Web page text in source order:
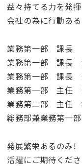
益々持てる力を発
会社の為に行動あ
業務第一部 課長
業務第一部 課長
業務第一部 課長
業務第一部 主任
業務第二部 主任
総務部兼業務第
発展繁栄あるのみ!
活躍にご期待くだ